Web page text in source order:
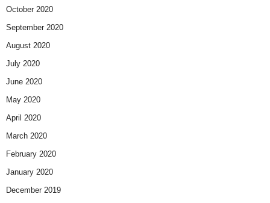
October 2020
September 2020
August 2020
July 2020
June 2020
May 2020
April 2020
March 2020
February 2020
January 2020
December 2019